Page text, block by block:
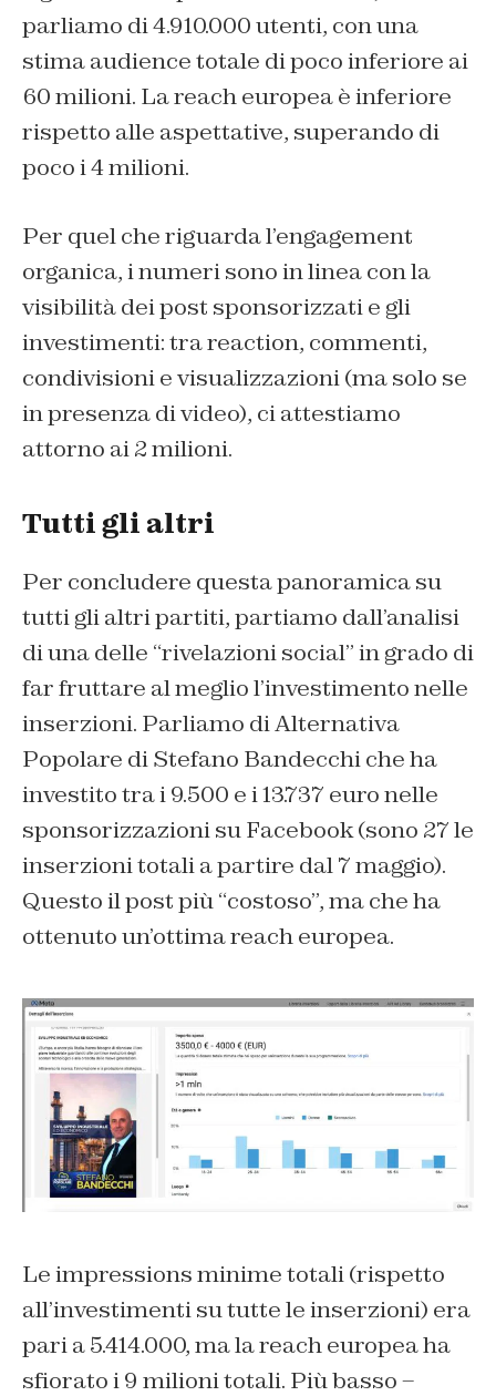
parliamo di 4.910.000 utenti, con una
stima audience totale di poco inferiore ai
60 milioni. La reach europea è inferiore
rispetto alle aspettative, superando di
poco i 4 milioni.
Per quel che riguarda l’engagement
organica, i numeri sono in linea con la
visibilità dei post sponsorizzati e gli
investimenti: tra reaction, commenti,
condivisioni e visualizzazioni (ma solo se
in presenza di video), ci attestiamo
attorno ai 2 milioni.
Tutti gli altri
Per concludere questa panoramica su
tutti gli altri partiti, partiamo dall’analisi
di una delle “rivelazioni social” in grado di
far fruttare al meglio l’investimento nelle
inserzioni. Parliamo di Alternativa
Popolare di Stefano Bandecchi che ha
investito tra i 9.500 e i 13.737 euro nelle
sponsorizzazioni su Facebook (sono 27 le
inserzioni totali a partire dal 7 maggio).
Questo il post più “costoso”, ma che ha
ottenuto un’ottima reach europea.
Le impressions minime totali (rispetto
all’investimenti su tutte le inserzioni) era
pari a 5.414.000, ma la reach europea ha
sfiorato i 9 milioni totali. Più basso –